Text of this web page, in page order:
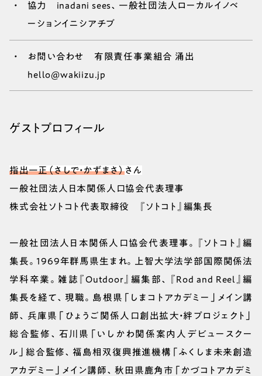
協力 inadani sees、一般社団法人ローカルイノベ
ーションイニシアチブ
お問い合わせ 有限責任事業組合 涌出
hello@wakiizu.jp
ゲストプロフィール
指出一正（さしで・かずまさ）さん
一般社団法人日本関係人口協会代表理事
株式会社ソトコト代表取締役 『ソトコト』編集長
一般社団法人日本関係人口協会代表理事。『ソトコト』編
集長。1969年群馬県生まれ。上智大学法学部国際関係法
学科卒業。雑誌『Outdoor』編集部、『Rod and Reel』編
集長を経て、現職。島根県「しまコトアカデミー」メイン講
師、兵庫県「ひょうご関係人口創出拡大・絆プロジェクト」
総合監修、石川県「いしかわ関係案内人デビュースクー
ル」総合監修、福島相双復興推進機構「ふくしま未来創造
アカデミー」メイン講師、秋田県鹿角市「かづコトアカデミ